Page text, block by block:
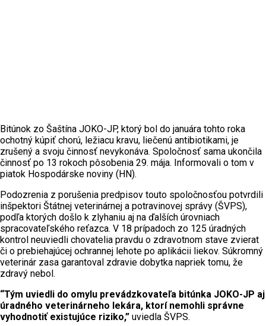
Bitúnok zo Šaštína JOKO-JP, ktorý bol do januára tohto roka
ochotný kúpiť chorú, ležiacu kravu, liečenú antibiotikami, je
zrušený a svoju činnosť nevykonáva. Spoločnosť sama ukončila
činnosť po 13 rokoch pôsobenia 29. mája. Informovali o tom v
piatok Hospodárske noviny (HN).
Podozrenia z porušenia predpisov touto spoločnosťou potvrdili
inšpektori Štátnej veterinárnej a potravinovej správy (ŠVPS),
podľa ktorých došlo k zlyhaniu aj na ďalších úrovniach
spracovateľského reťazca. V 18 prípadoch zo 125 úradných
kontrol neuviedli chovatelia pravdu o zdravotnom stave zvierat
či o prebiehajúcej ochrannej lehote po aplikácii liekov. Súkromný
veterinár zasa garantoval zdravie dobytka napriek tomu, že
zdravý nebol.
“Tým uviedli do omylu prevádzkovateľa bitúnka JOKO-JP aj
úradného veterinárneho lekára, ktorí nemohli správne
vyhodnotiť existujúce riziko,” uviedla ŠVPS.